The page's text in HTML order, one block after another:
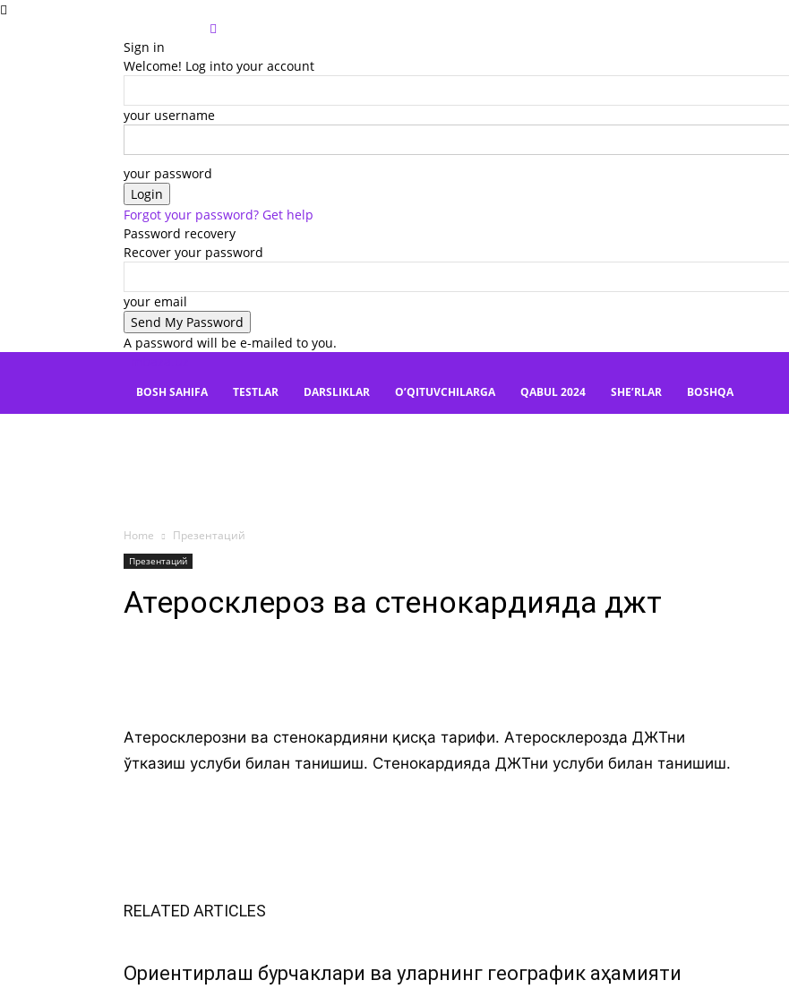
Sign in
Welcome! Log into your account
your username
your password
Forgot your password? Get help
Password recovery
Recover your password
your email
A password will be e-mailed to you.
BOSH SAHIFA TESTLAR DARSLIKLAR O’QITUVCHILARGA QABUL 2024 SHE’RLAR BOSHQA
Home Презентаций
Презентаций
Атеросклероз ва стенокардияда джт
Атеросклерозни ва стенокардияни қисқа тарифи. Атеросклерозда ДЖТни
ўтказиш услуби билан танишиш. Стенокардияда ДЖТни услуби билан танишиш.
RELATED ARTICLES
Ориентирлаш бурчаклари ва уларнинг географик аҳамияти